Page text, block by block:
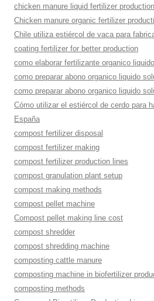
chicken manure liquid fertilizer
Chicken manure organic fertilizer
Chile utiliza estiércol de vaca para
coating fertilizer for better production
como elaborar fertilizante organico
como preparar abono organico liquido
como preparar abono organico liquido
Cómo utilizar el estiércol de cerdo para
España
compost fertilizer disposal
compost fertilizer making
compost fertilizer production lines
compost granulation plant setup
compost making methods
compost pellet machine
Compost pellet making line cost
compost shredder
compost shredding machine
composting cattle manure
composting machine in biofertilizer
composting methods